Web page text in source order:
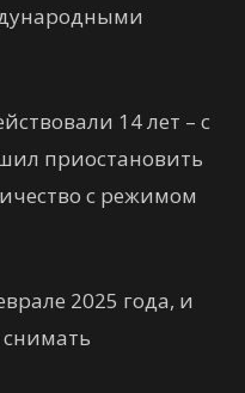
14 лет – с
приостановить
с режимом
2025 года, и